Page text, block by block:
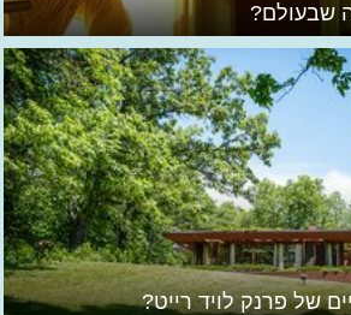
שבעולם?
של פרנק לויד רייט?